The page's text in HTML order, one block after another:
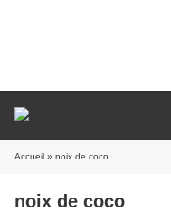
Accueil » noix de coco
noix de coco